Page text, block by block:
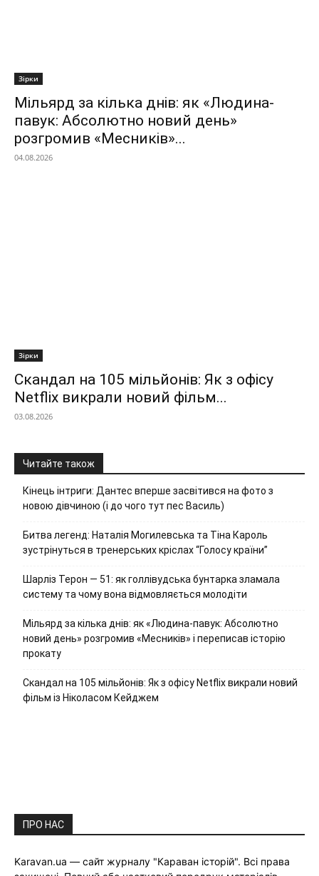
Зірки
Мільярд за кілька днів: як «Людина-
павук: Абсолютно новий день»
розгромив «Месників»...
04.08.2026
Зірки
Скандал на 105 мільйонів: Як з офісу
Netflix викрали новий фільм...
03.08.2026
Читайте також
Кінець інтриги: Дантес вперше засвітився на фото з
новою дівчиною (і до чого тут пес Василь)
Битва легенд: Наталія Могилевська та Тіна Кароль
зустрінуться в тренерських кріслах “Голосу країни”
Шарліз Терон — 51: як голлівудська бунтарка зламала
систему та чому вона відмовляється молодіти
Мільярд за кілька днів: як «Людина-павук: Абсолютно
новий день» розгромив «Месників» і переписав історію
прокату
Скандал на 105 мільйонів: Як з офісу Netflix викрали новий
фільм із Ніколасом Кейджем
ПРО НАС
Karavan.ua — сайт журналу "Караван історій". Всі права